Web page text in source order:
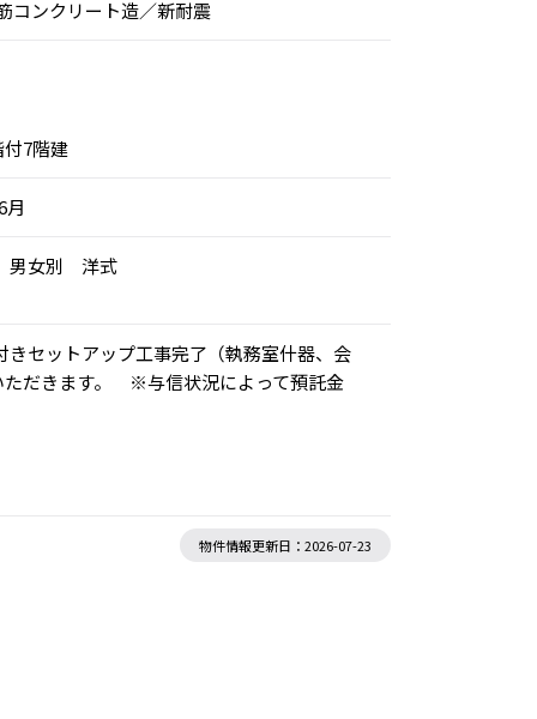
コンクリート造／新耐震
7階建
月
男女別 洋式
セットアップ工事完了（執務室什器、会
だきます。 ※与信状況によって預託金
物件情報更新日：2026-07-23